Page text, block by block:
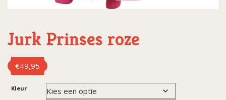
Jurk Prinses roze
€49,95
Kleur